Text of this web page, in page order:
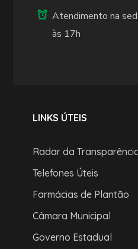
Atendimento na
às 17h
LINKS ÚTEIS
Radar da
Telefones Úteis
Farmácias de Plantão
Câmara Municipal
Governo Estadual